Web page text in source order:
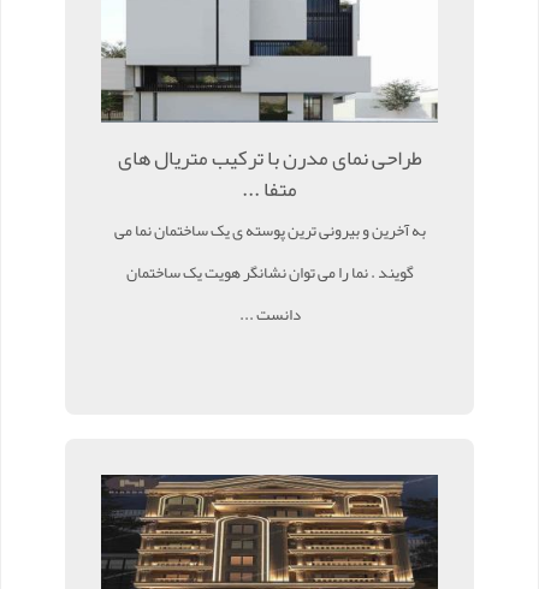
طراحی نمای مدرن با ترکیب متریال های
متفا ...
به آخرین و بیرونی ترین پوسته ی یک ساختمان نما می
گویند . نما را می توان نشانگر هویت یک ساختمان
دانست ...